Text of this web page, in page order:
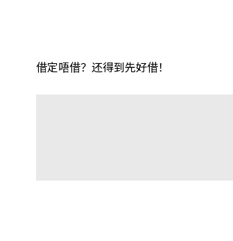
借定唔借？还得到先好借！